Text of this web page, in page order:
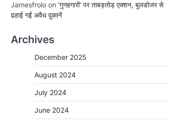
Jamesfrolo on ‘गुनहगारों’ पर ताबड़तोड़ एक्शन, बुलडोजर से
ढहाई गईं अवैध दुकानें
Archives
December 2025
August 2024
July 2024
June 2024